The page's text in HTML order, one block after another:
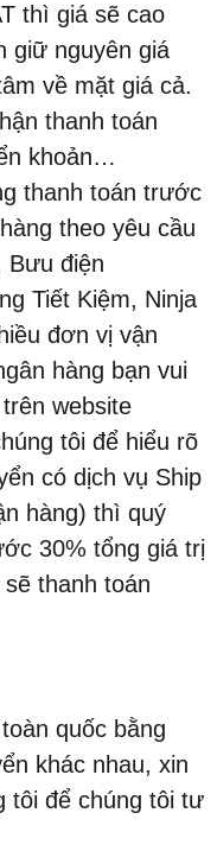
thì giá sẽ cao
giữ nguyên giá
về mặt giá cả.
thanh toán
khoản…
thanh toán trước
theo yêu cầu
Bưu điện
Tiết Kiệm, Ninja
đơn vị vận
hàng bạn vui
website
tôi để hiểu rõ
có dịch vụ Ship
hàng) thì quý
30% tổng giá trị
thanh toán
quốc bằng
khác nhau, xin
tôi để chúng tôi tư